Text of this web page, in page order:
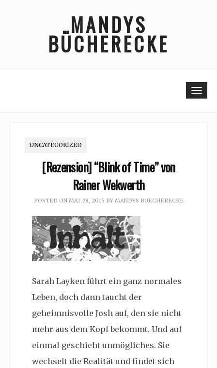
MANDYS
BÜCHERECKE
UNCATEGORIZED
[Rezension] “Blink of Time” von
Rainer Wekwerth
POSTED ON MAI 28, 2015 BY MANDYS BUECHERECKE
Sarah Layken führt ein ganz normales
Leben, doch dann taucht der
geheimnisvolle Josh auf, den sie nicht
mehr aus dem Kopf bekommt. Und auf
einmal geschieht unmögliches. Sie
wechselt die Realität und findet sich